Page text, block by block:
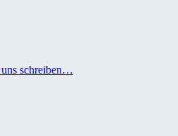
uns schreiben…